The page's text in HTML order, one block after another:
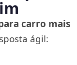
carro mais
ágil: